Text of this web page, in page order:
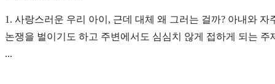
1. 사랑스러운 우리 아이, 근데 대체 왜 그러는 걸까? 아내와 자
논쟁을 벌이기도 하고 주변에서도 심심치 않게 접하게 되는 주
...